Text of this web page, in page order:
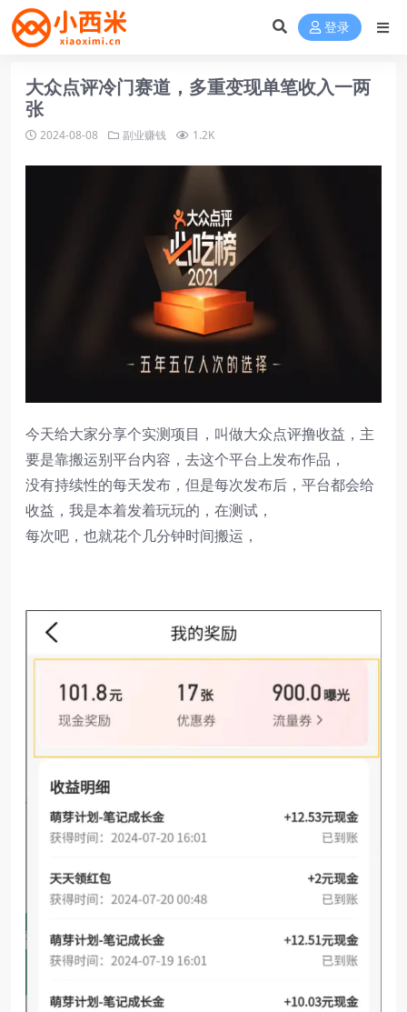
登录
大众点评冷门赛道，多重变现单笔收入一两
张
2024-08-08 副业赚钱 1.2K
今天给大家分享个实测项目，叫做大众点评撸收益，主
要是靠搬运别平台内容，去这个平台上发布作品，
没有持续性的每天发布，但是每次发布后，平台都会给
收益，我是本着发着玩玩的，在测试，
每次吧，也就花个几分钟时间搬运，